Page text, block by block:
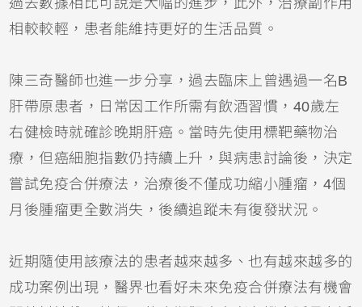
相較較輕，患者能維持更好的生活品質。
陳三奇醫師也進一步分享，過去臨床上曾遇過一名B
肝帶原患者，日常因工作所需有飲酒習慣，40歲左
右健檢時就確診晚期肝癌。當時先使用標靶藥物治
療，但癌細胞指數仍持續上升，與病患討論後，決定
嘗試免疫合併療法，治療後不僅成功縮小腫瘤，4個
月後腫瘤更全數消失，後續追蹤未有復發狀況。
近期隨使用該療法的患者越來越多、也有越來越多的
成功案例出現，醫界也看好未來免疫合併療法有機會